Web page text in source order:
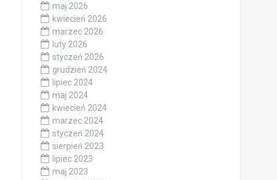
maj 2026
kwiecień 2026
marzec 2026
luty 2026
styczeń 2026
grudzień 2024
lipiec 2024
maj 2024
kwiecień 2024
marzec 2024
styczeń 2024
sierpień 2023
lipiec 2023
maj 2023